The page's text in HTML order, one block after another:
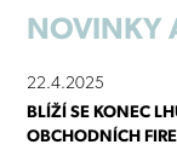
NOVINKY
22.4.2025
BLÍŽÍ SE KONEC
OBCHODNÍCH